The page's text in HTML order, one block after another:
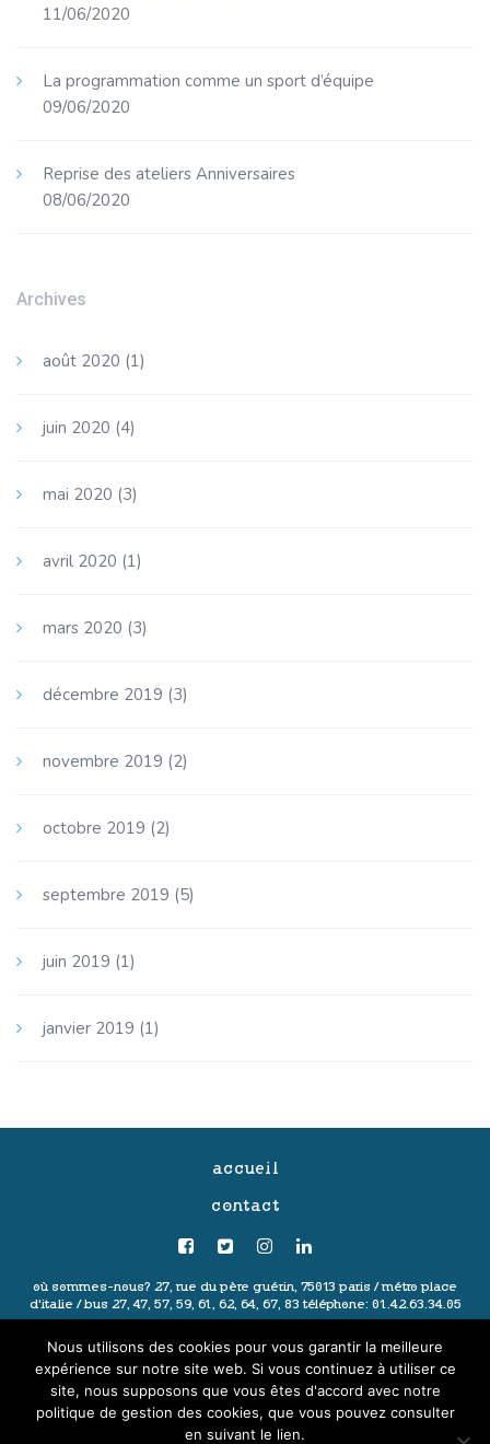
11/06/2020
La programmation comme un sport d’équipe
09/06/2020
Reprise des ateliers Anniversaires
08/06/2020
Archives
août 2020 (1)
juin 2020 (4)
mai 2020 (3)
avril 2020 (1)
mars 2020 (3)
décembre 2019 (3)
novembre 2019 (2)
octobre 2019 (2)
septembre 2019 (5)
juin 2019 (1)
janvier 2019 (1)
accueil
contact
où sommes-nous? 27, rue du père guérin, 75013 paris /métro place
d'italie / bus 27, 47, 57, 59, 61, 62, 64, 67, 83 téléphone: 01.42.63.34.05
de vente- ©2020 les ingéniaux
Nous utilisons des cookies pour vous garantir la meilleure
expérience sur notre site web. Si vous continuez à utiliser ce
site, nous supposons que vous êtes d'accord avec notre
politique de gestion des cookies, que vous pouvez consulter
en suivant le lien.